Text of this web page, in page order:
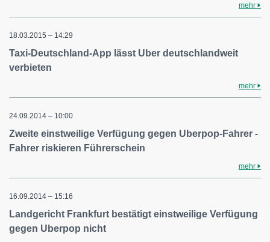
mehr
18.03.2015 – 14:29
Taxi-Deutschland-App lässt Uber deutschlandweit
verbieten
mehr
24.09.2014 – 10:00
Zweite einstweilige Verfügung gegen Uberpop-Fahrer -
Fahrer riskieren Führerschein
mehr
16.09.2014 – 15:16
Landgericht Frankfurt bestätigt einstweilige Verfügung
gegen Uberpop nicht